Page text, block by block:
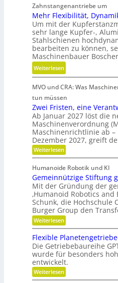
d
a
n
k
Ö
a
u
l
e
c
h
e
t
r
i
e
b
e
l
o
s
h
r
S
t
e
i
f
i
k
e
i
u
n
d
P
r
ä
z
i
s
i
o
n
Zahnstangenantriebe um
Mehr Flexibilität,
Um mit der
sehr lange Kupfer-,
Stahlschienen
bearbeiten zu können,
Maschinenbauer
Weiterlesen:
M
e
h
r
F
l
e
x
i
l
i
t
ä
t
,
D
y
n
a
m
MVO und CRA: Was
tun müssen
Zwei Fristen, eine
Ab Januar 2027 löst die
Maschinenverordnung
Maschinenrichtlinie ab
Dezember 2027, greift
Weiterlesen:
Z
e
i
F
r
i
s
t
e
n
,
e
i
n
e
V
e
Humanoide Robotik und KI
Gemeinnützige Stiftung
Mit der Gründung der
‚Humanoid Robotics and
Schunk, die Hochschule
Burger Group den
Weiterlesen:
G
e
m
e
i
n
n
ü
Flexible
Die Getriebebaureihe
wurde für besonders
entwickelt.
Weiterlesen:
F